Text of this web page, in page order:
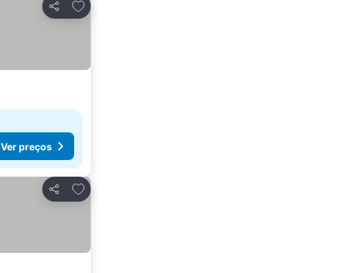
Partilhar
Adicionar aos favoritos
Ver preços
Partilhar
Adicionar aos favoritos